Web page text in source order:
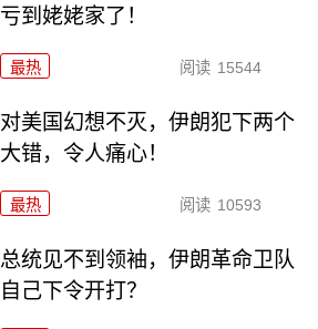
亏到姥姥家了！
最热 阅读 15544
对美国幻想不灭，伊朗犯下两个
大错，令人痛心！
最热 阅读 10593
总统见不到领袖，伊朗革命卫队
自己下令开打？